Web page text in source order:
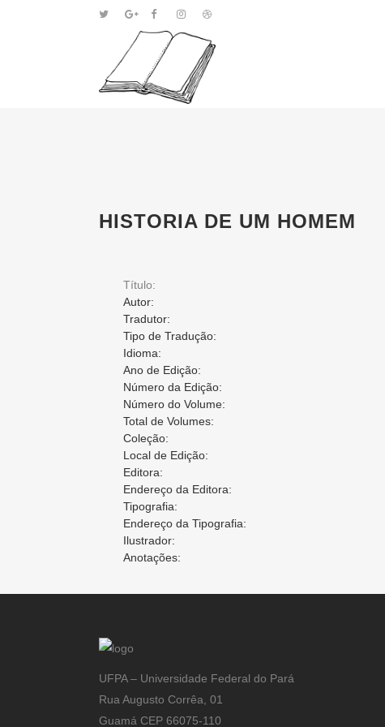
HISTORIA DE UM HOMEM
Título:
Autor:
Tradutor:
Tipo de Tradução:
Idioma:
Ano de Edição:
Número da Edição:
Número do Volume:
Total de Volumes:
Coleção:
Local de Edição:
Editora:
Endereço da Editora:
Tipografia:
Endereço da Tipografia:
Ilustrador:
Anotações:
UFPA – Universidade Federal do Pará
Rua Augusto Corrêa, 01
Guamá CEP 66075-110